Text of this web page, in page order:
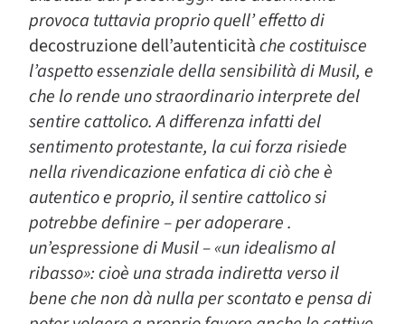
provoca tuttavia proprio quell’ effetto di
decostruzione dell’autenticitàche costituisce
l’aspetto essenziale della sensibilità di Musil, e
che lo rende uno straordinario interprete del
sentire cattolico. A differenza infatti del
sentimento protestante, la cui forza risiede
nella rivendicazione enfatica di ciò che è
autentico e proprio, il sentire cattolico si
potrebbe definire – per adoperare .
un’espressione di Musil – «un idealismo al
ribasso»: cioè una strada indiretta verso il
bene che non dà nulla per scontato e pensa di